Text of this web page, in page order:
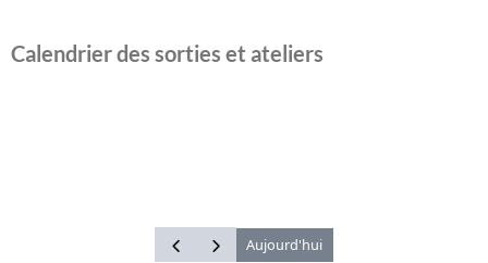
Calendrier des sorties et ateliers